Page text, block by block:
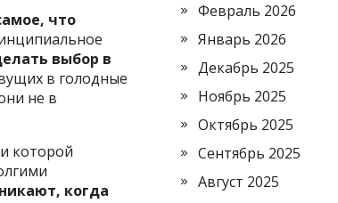
что
выбор в
в голодные
не в
которой
когда
Февраль 2026
Январь 2026
Декабрь 2025
Ноябрь 2025
Октябрь 2025
Сентябрь 2025
Август 2025